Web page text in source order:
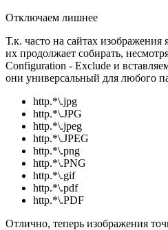
Отключаем лишнее
Т.к. часто на сайтах
их продолжает собирать,
Configuration - Exclude и
они универсальный для любого
http.*\.jpg
http.*\.JPG
http.*\.jpeg
http.*\.JPEG
http.*\.png
http.*\.PNG
http.*\.gif
http.*\.pdf
http.*\.PDF
Отлично, теперь изображения